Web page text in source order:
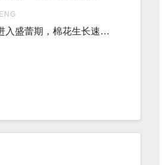
入盛蕾期，棉花生长速…